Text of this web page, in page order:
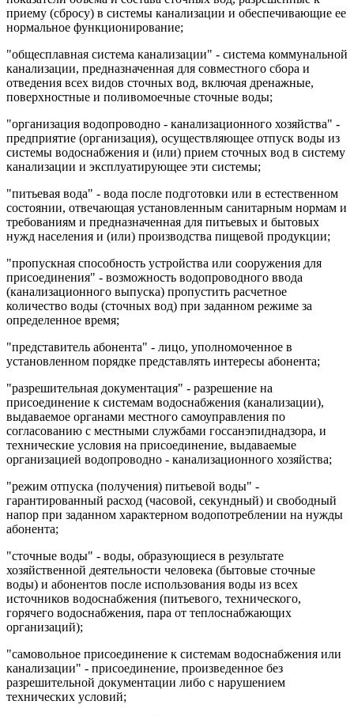
приему (сбросу) в системы канализации и обеспечивающие ее
нормальное функционирование;
"общесплавная система канализации" - система коммунальной
канализации, предназначенная для совместного сбора и
отведения всех видов сточных вод, включая дренажные,
поверхностные и поливомоечные сточные воды;
"организация водопроводно - канализационного хозяйства" -
предприятие (организация), осуществляющее отпуск воды из
системы водоснабжения и (или) прием сточных вод в систему
канализации и эксплуатирующее эти системы;
"питьевая вода" - вода после подготовки или в естественном
состоянии, отвечающая установленным санитарным нормам и
требованиям и предназначенная для питьевых и бытовых
нужд населения и (или) производства пищевой продукции;
"пропускная способность устройства или сооружения для
присоединения" - возможность водопроводного ввода
(канализационного выпуска) пропустить расчетное
количество воды (сточных вод) при заданном режиме за
определенное время;
"представитель абонента" - лицо, уполномоченное в
установленном порядке представлять интересы абонента;
"разрешительная документация" - разрешение на
присоединение к системам водоснабжения (канализации),
выдаваемое органами местного самоуправления по
согласованию с местными службами госсанэпиднадзора, и
технические условия на присоединение, выдаваемые
организацией водопроводно - канализационного хозяйства;
"режим отпуска (получения) питьевой воды" -
гарантированный расход (часовой, секундный) и свободный
напор при заданном характерном водопотреблении на нужды
абонента;
"сточные воды" - воды, образующиеся в результате
хозяйственной деятельности человека (бытовые сточные
воды) и абонентов после использования воды из всех
источников водоснабжения (питьевого, технического,
горячего водоснабжения, пара от теплоснабжающих
организаций);
"самовольное присоединение к системам водоснабжения или
канализации" - присоединение, произведенное без
разрешительной документации либо с нарушением
технических условий;